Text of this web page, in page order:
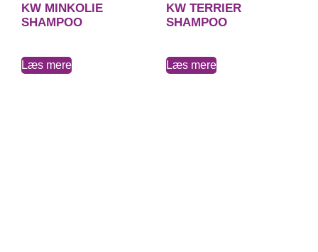
KW MINKOLIE
SHAMPOO
Læs mere
KW TERRIER
SHAMPOO
Læs mere